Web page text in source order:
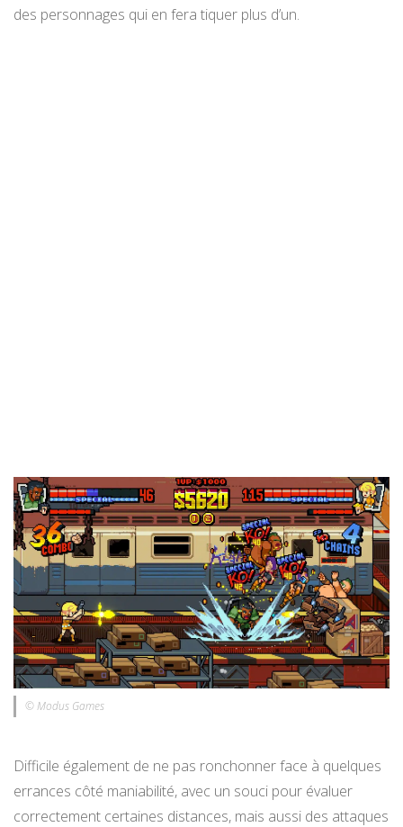
des personnages qui en fera tiquer plus d’un.
© Modus Games
Difficile également de ne pas ronchonner face à quelques
errances côté maniabilité, avec un souci pour évaluer
correctement certaines distances, mais aussi des attaques